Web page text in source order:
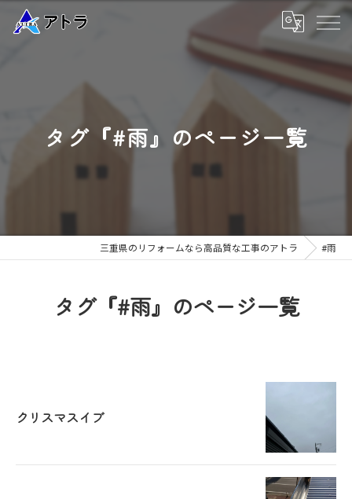
タグ『#雨』のページ一覧
三重県のリフォームなら高品質な工事のアトラ #雨
タグ『#雨』のページ一覧
クリスマスイブ